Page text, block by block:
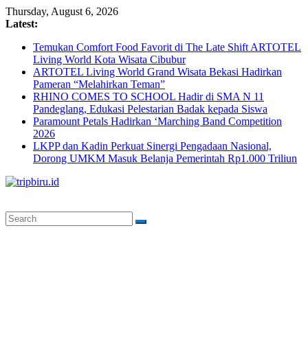
Skip
to
Thursday, August 6, 2026
Latest:
Temukan Comfort Food Favorit di The Late Shift ARTOTEL
Living World Kota Wisata Cibubur
ARTOTEL Living World Grand Wisata Bekasi Hadirkan
Pameran “Melahirkan Teman”
RHINO COMES TO SCHOOL Hadir di SMA N 11
Pandeglang, Edukasi Pelestarian Badak kepada Siswa
Paramount Petals Hadirkan ‘Marching Band Competition
2026
LKPP dan Kadin Perkuat Sinergi Pengadaan Nasional,
Dorong UMKM Masuk Belanja Pemerintah Rp1.000 Triliun